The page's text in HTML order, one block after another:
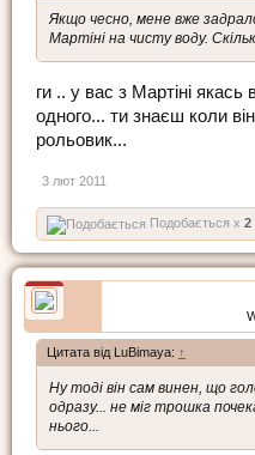
Якщо чесно, мене вже
Мартіні на чисту воду.
ги .. у вас з Мартіні
одного... ти знаєш коли
рольовик...
3 лют 2011
Подобається x 2
Цитата від LuBimaya: ↑
Ну тоді він сам винен, що
одразу... не міг трошка
нього...